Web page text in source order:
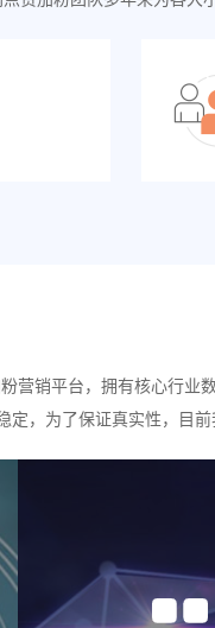
营销平台，拥有核心行业
定，为了保证真实性，目